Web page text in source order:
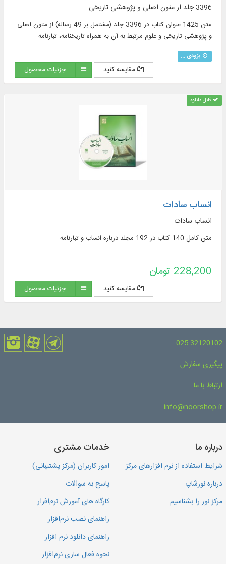
3396 جلد از متون اصلی و پژوهشی تاریخی
متن 1425 عنوان کتاب در 3396 جلد (مشتمل بر 49 رساله) از متون اصلی
و پژوهشی تاریخی و علوم مرتبط به آن به همراه تاریخنامه، تبارنامه
بزودی ...
مقایسه کنید جزئیات محصول
قابل دانلود
انساب سادات
انساب سادات
متن کامل 140 کتاب در 192 مجلد درباره انساب و تبارنامه
228,200 تومان
مقایسه کنید جزئیات محصول
025-32120102
پیگیری سفارش
ارتباط با ما
info@noorshop.ir
درباره ما
شرایط استفاده از نرم افزارهای مرکز
درباره نورشاپ
مرکز نور را بشناسیم
خدمات مشتری
امور کاربران (مرکز پشتیبانی)
پاسخ به سوالات
کارگاه های آموزش نرم‌افزار
راهنمای نصب نرم‌افزار
راهنمای دانلود نرم افزار
نحوه فعال سازی نرم‌افزار